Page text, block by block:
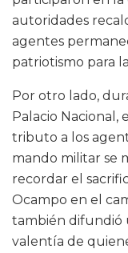
autoridades
agentes
patriotismo para
Por otro lado,
Palacio Nacional,
tributo a los
mando militar se
recordar el
Ocampo en el
también difundió
valentía de